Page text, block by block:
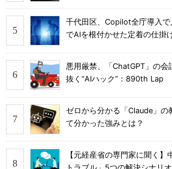
千代田区、Copilot全庁導入
でAIを根付かせた定着の仕掛
悪用厳禁、「ChatGPT」の会
抜く“AIハック”：890th Lap
ゼロから分かる「Claude」
て分かった強みとは？
【元経産省の専門家に聞く